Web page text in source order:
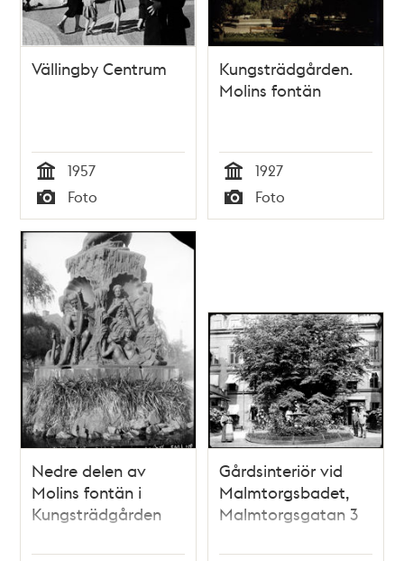
Vällingby Centrum
Tid
1957
Typ
Foto
Kungsträdgården.
Molins fontän
Tid
1927
Typ
Foto
Nedre delen av
Molins fontän i
Kungsträdgården
Gårdsinteriör vid
Malmtorgsbadet,
Malmtorgsgatan 3